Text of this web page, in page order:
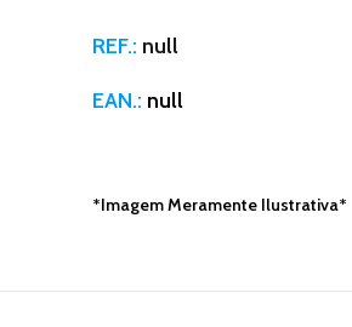
REF.: null
EAN.: null
*Imagem Meramente Ilustrativa*